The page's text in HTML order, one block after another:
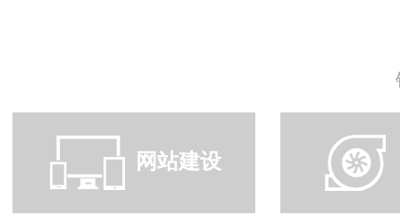
网站建设